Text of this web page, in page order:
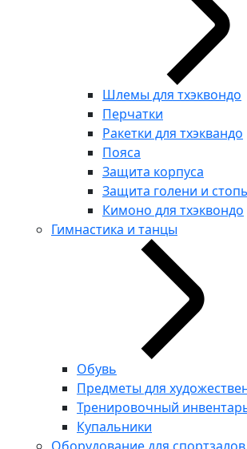
Шлемы для тхэквондо
Перчатки
Ракетки для тхэквандо
Пояса
Защита корпуса
Защита голени и
Кимоно для тхэквондо
Гимнастика и танцы
Обувь
Предметы для
Тренировочный
Купальники